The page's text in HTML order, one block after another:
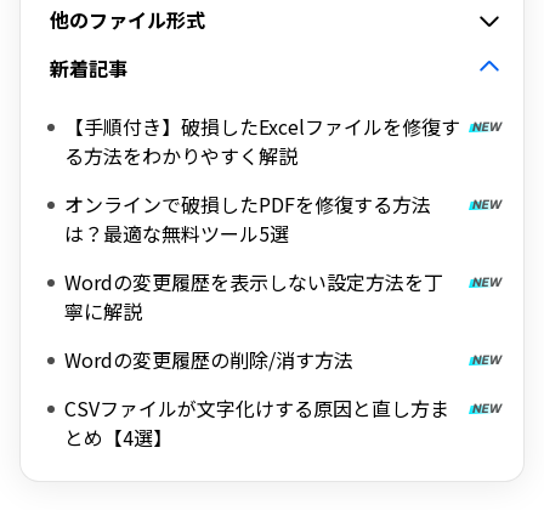
他のファイル形式
新着記事
【手順付き】破損したExcelファイルを修復す
る方法をわかりやすく解説
オンラインで破損したPDFを修復する方法
は？最適な無料ツール5選
Wordの変更履歴を表示しない設定方法を丁
寧に解説
Wordの変更履歴の削除/消す方法
CSVファイルが文字化けする原因と直し方ま
とめ【4選】